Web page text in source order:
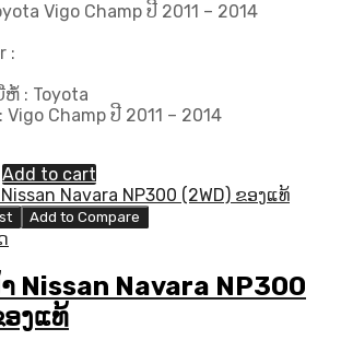
Vigo Champ ປີ 2011 – 2014
:
: Toyota
Champ ປີ 2011 – 2014
Add to cart
Add to Compare
Nissan Navara NP300
ອງແທ້